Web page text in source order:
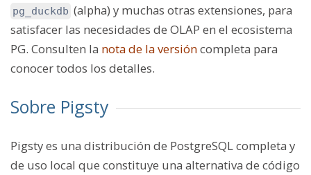
pg_duckdb (alpha) y muchas otras extensiones, para
satisfacer las necesidades de OLAP en el ecosistema
PG. Consulten la nota de la versióncompleta para
conocer todos los detalles.
Sobre Pigsty
Pigsty es una distribución de PostgreSQL completa y
de uso local que constituye una alternativa de código